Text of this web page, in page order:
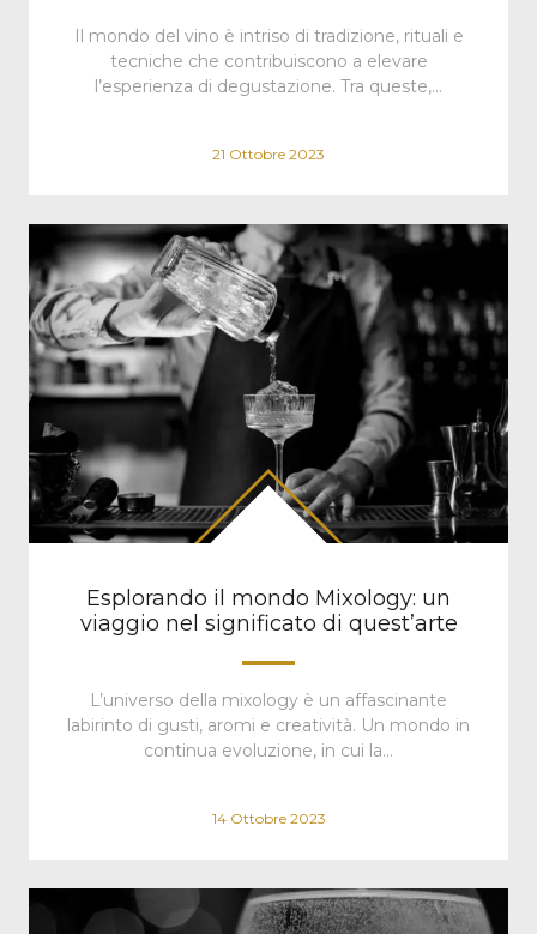
Il mondo del vino è intriso di tradizione, rituali e
tecniche che contribuiscono a elevare
l’esperienza di degustazione. Tra queste,…
21 Ottobre 2023
Esplorando il mondo Mixology: un
viaggio nel significato di quest’arte
L’universo della mixology è un affascinante
labirinto di gusti, aromi e creatività. Un mondo in
continua evoluzione, in cui la…
14 Ottobre 2023